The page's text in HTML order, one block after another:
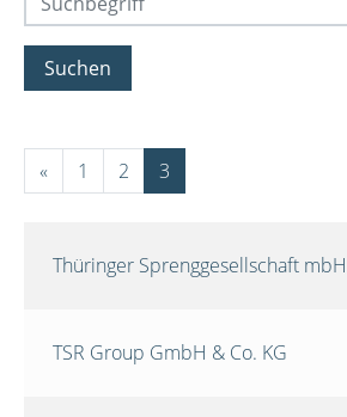
Suchen
« 1 2 3
Thüringer Sprenggesellschaft mbH
TSR Group GmbH & Co. KG